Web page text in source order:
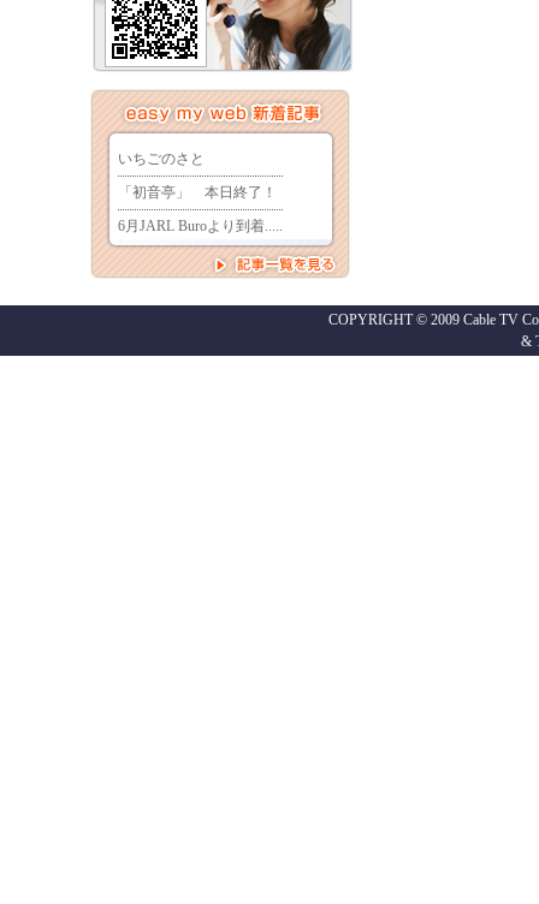
COPYRIGHT © 2009 Cable TV
&